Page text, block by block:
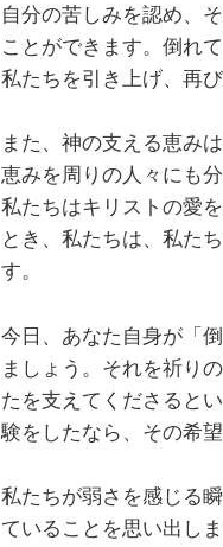
自分の苦しみを認め、
ことができます。倒れ
私たちを引き上げ、再
また、神の支える恵み
恵みを周りの人々にも
私たちはキリストの愛
とき、私たちは、私た
す。
今日、あなた自身が「
ましょう。それを祈り
たを支えてくださると
験をしたなら、その希
私たちが弱さを感じる
ていることを思い出し